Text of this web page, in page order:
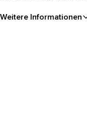
Weitere Informationen